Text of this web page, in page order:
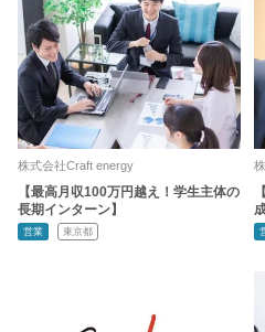
株式会社Craft energy
【最高月収100万円越え！学生主体の
長期インターン】
営業 東京都